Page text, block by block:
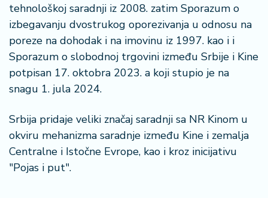
tehnološkoj saradnji iz 2008. zatim Sporazum o
izbegavanju dvostrukog oporezivanja u odnosu na
poreze na dohodak i na imovinu iz 1997. kao i i
Sporazum o slobodnoj trgovini između Srbije i Kine
potpisan 17. oktobra 2023. a koji stupio je na
snagu 1. jula 2024.
Srbija pridaje veliki značaj saradnji sa NR Kinom u
okviru mehanizma saradnje između Kine i zemalja
Centralne i Istočne Evrope, kao i kroz inicijativu
"Pojas i put".